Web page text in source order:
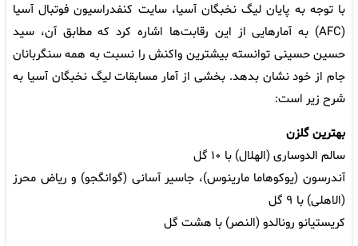
با توجه به پایان لیگ نخبگان آسیا، سایت کنفدراسیون فوتبال آسیا
(AFC) به آمارهایی از این رقابت‌ها اشاره کرد که مطابق آن، سید
حسین حسینی توانسته بیشترین واکنش را نسبت به همه سنگربانان
جام از خود نشان بدهد. بخشی از آمار مسابقات لیگ نخبگان آسیا به
شرح زیر است:
بهترین گلزن
سالم الدوساری (الهلال) با ۱۰ گل
آندرسون (یوکوهاما مارینوس)، جاسیر آسانی (گوانگجو) و ریاض محرز
(الاهلی) با ۹ گل
کریستیانو رونالدو (النصر) با هشت گل